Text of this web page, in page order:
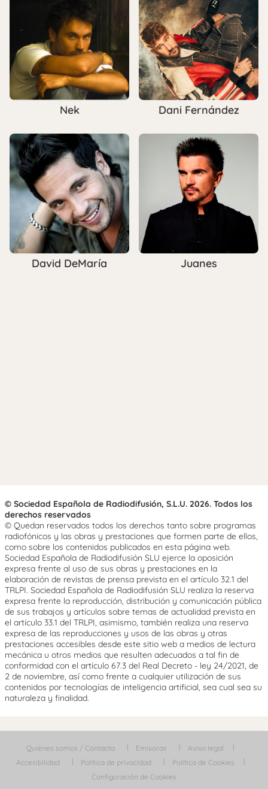
Nek Dani Fernández
David DeMaría Juanes
© Sociedad Española de Radiodifusión, S.L.U. 2026. Todos los
derechos reservados
© Quedan reservados todos los derechos tanto sobre programas
radiofónicos y las obras y prestaciones que formen parte de ellos,
como sobre los contenidos publicados en esta página web.
Sociedad Española de Radiodifusión SLU ejerce la oposición
expresa frente al uso de sus obras y prestaciones en la
elaboración de revistas de prensa prevista en el artículo 32.1 del
TRLPI. Sociedad Española de Radiodifusión SLU realiza la reserva
expresa frente la reproducción, distribución y comunicación pública
de sus trabajos y artículos sobre temas de actualidad prevista en
el artículo 33.1 del TRLPI, asimismo, también realiza una reserva
expresa de las reproducciones y usos de las obras y otras
prestaciones accesibles desde este sitio web a medios de lectura
mecánica u otros medios que resulten adecuados a tal fin de
conformidad con el artículo 67.3 del Real Decreto - ley 24/2021, de
2 de noviembre, así como frente a cualquier utilización de sus
contenidos por tecnologías de inteligencia artificial, sea cual sea su
naturaleza y finalidad.
Quiénes somos / Contacta Emisoras
Aviso legal
Accesibilidad
Política de privacidad
Política de Cookies
Configuración de Cookies